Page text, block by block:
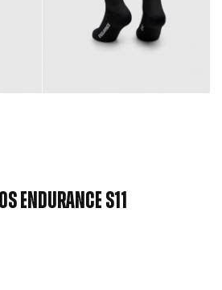
ENDURANCE S11